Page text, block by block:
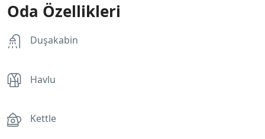
Oda Özellikleri
Duşakabin
Havlu
Kettle